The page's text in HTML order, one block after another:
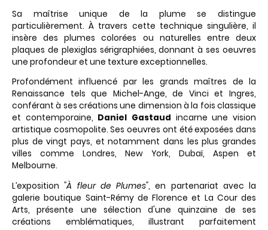
Sa maîtrise unique de la plume se distingue
particulièrement. À travers cette technique singulière, il
insère des plumes colorées ou naturelles entre deux
plaques de plexiglas sérigraphiées, donnant à ses oeuvres
une profondeur et une texture exceptionnelles.
Profondément influencé par les grands maîtres de la
Renaissance tels que Michel-Ange, de Vinci et Ingres,
conférant à ses créations une dimension à la fois classique
et contemporaine, Daniel Gastaud incarne une vision
artistique cosmopolite. Ses oeuvres ont été exposées dans
plus de vingt pays, et notamment dans les plus grandes
villes comme Londres, New York, Dubaï, Aspen et
Melbourne.
L’exposition"À fleur de Plumes", en partenariat avec la
galerie boutique Saint-Rémy de Florence et La Cour des
Arts, présente une sélection d'une quinzaine de ses
créations emblématiques, illustrant parfaitement